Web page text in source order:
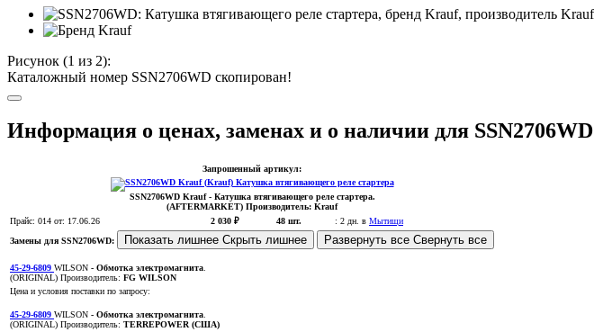
Рисунок (1 из 2):
Каталожный номер SSN2706WD скопирован!
Информация о ценах, заменах и о наличии для SSN2706WD
Запрошенный артикул:
SSN2706WD Krauf- Катушка втягивающего реле стартера.
(AFTERMARKET) Производитель: Krauf
Прайс: 014 от: 17.06.26 2 030 ₽ 48 шт. : 2 дн. в Мытищи
Замены для SSN2706WD:
Показать лишнее Скрыть лишнее Развернуть все Свернуть все
45-29-6809 WILSON - Обмотка электромагнита.
(ORIGINAL) Производитель: FG WILSON
Цена и условия поставки по запросу:
45-29-6809 WILSON - Обмотка электромагнита.
(ORIGINAL) Производитель: TERREPOWER (США)